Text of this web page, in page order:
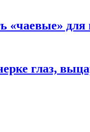
«чаевые» для
глаз,